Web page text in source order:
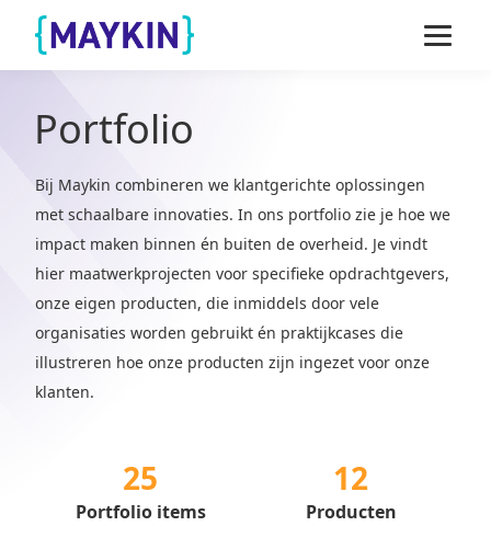
Naar de inhoud springen
Naar de footer springen
25
Portfolio items
12
Producten
Portfolio
Bij Maykin combineren we klantgerichte oplossingen
met schaalbare innovaties. In ons portfolio zie je hoe we
impact maken binnen én buiten de overheid. Je vindt
hier maatwerkprojecten voor specifieke opdrachtgevers,
onze eigen producten, die inmiddels door vele
organisaties worden gebruikt én praktijkcases die
illustreren hoe onze producten zijn ingezet voor onze
klanten.